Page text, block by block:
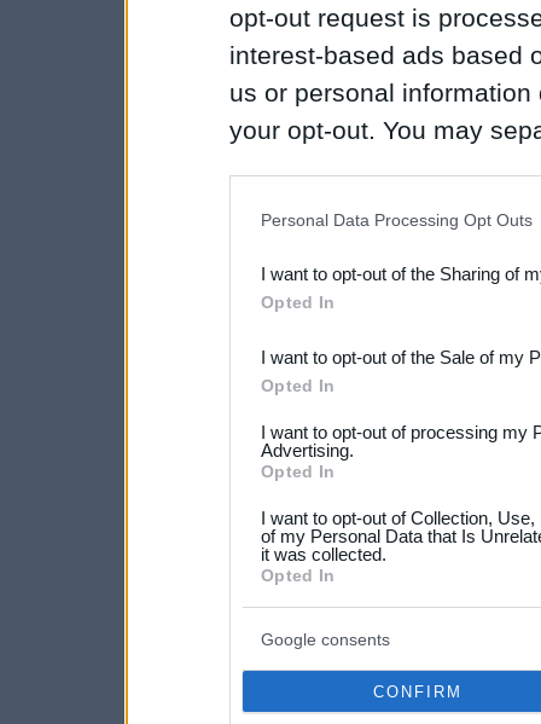
opt-out request is
interest-based ads based
us or personal
your opt-out. You may
Downstream Participants
third parties.
Please note that this
not limited to your visit or
your data for below
consent section.
Personal Data Processing Opt Outs
I want to opt-out of the Sharing of
Opted In
I want to opt-out of the Sale of my
Opted In
I want to opt-out of processing my
Advertising.
Opted In
I want to opt-out of Collection,
of my Personal Data that Is
it was collected.
Opted In
Google consents
CONFIRM